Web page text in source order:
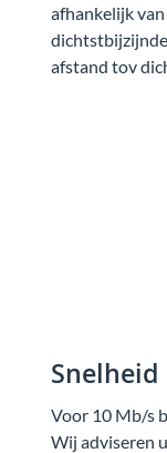
afhankelijk
afstand tov
Snelheid
Voor 10 Mb/s
Wij adviseren